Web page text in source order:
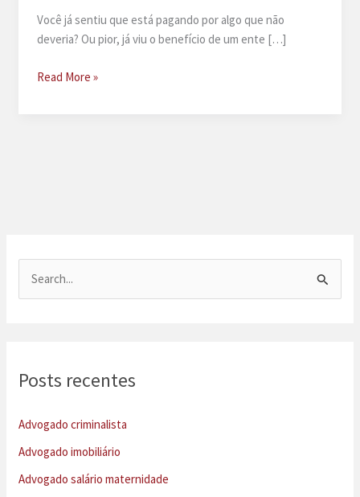
Você já sentiu que está pagando por algo que não
deveria? Ou pior, já viu o benefício de um ente […]
Como
Read More »
i
p
Posts recentes
Advogado criminalista
Advogado imobiliário
Advogado salário maternidade